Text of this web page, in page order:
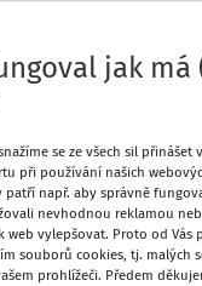
10 30
jak má
se ze všech sil přinášet
při používání našich
např. aby správně
nevhodnou reklamou
web vylepšovat. Proto od Vás
souborů cookies, tj. malých
prohlížeči. Předem